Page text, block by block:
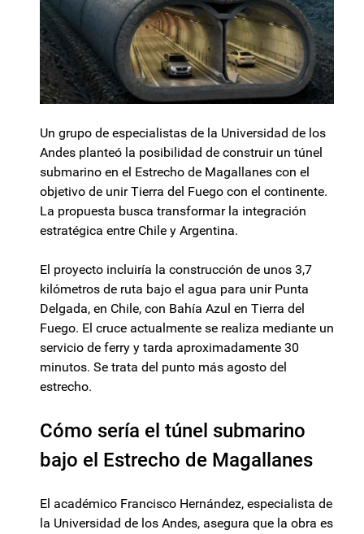
Un grupo de especialistas de la Universidad de los
Andes planteó la posibilidad de construir un túnel
submarino en el Estrecho de Magallanes con el
objetivo de unir Tierra del Fuego con el continente.
La propuesta busca transformar la integración
estratégica entre Chile y Argentina.
El proyecto incluiría la construcción de unos 3,7
kilómetros de ruta bajo el agua para unir Punta
Delgada, en Chile, con Bahía Azul en Tierra del
Fuego. El cruce actualmente se realiza mediante un
servicio de ferry y tarda aproximadamente 30
minutos. Se trata del punto más agosto del
estrecho.
Cómo sería el túnel submarino
bajo el Estrecho de Magallanes
El académico Francisco Hernández, especialista de
la Universidad de los Andes, asegura que la obra es